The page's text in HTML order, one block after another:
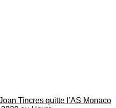
Tincres quitte l’AS Monaco